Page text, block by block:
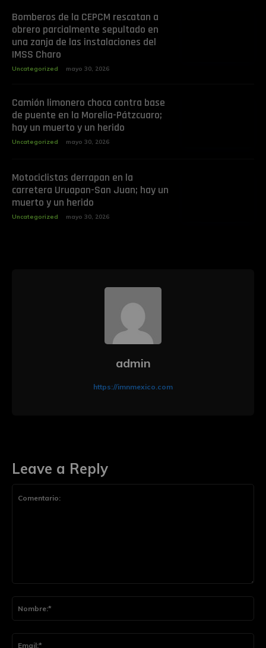
Bomberos de la CEPCM rescatan a
obrero parcialmente sepultado en
una zanja de las instalaciones del
IMSS Charo
Uncategorized mayo 30, 2026
Camión limonero choca contra base
de puente en la Morelia-Pátzcuaro;
hay un muerto y un herido
Uncategorized mayo 30, 2026
Motociclistas derrapan en la
carretera Uruapan-San Juan; hay un
muerto y un herido
Uncategorized mayo 30, 2026
Leave a Reply
admin
https://imnmexico.com